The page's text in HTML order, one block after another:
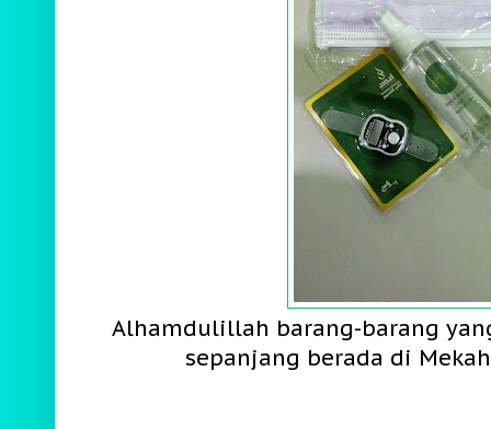
Alhamdulillah barang-barang
sepanjang berada di